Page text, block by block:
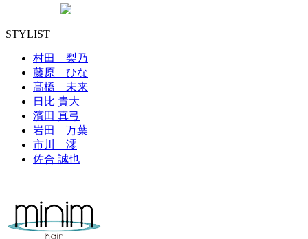
STYLIST
村田 梨乃
藤原 ひな
髙橋 未来
日比 貴大
濱田 真弓
岩田 万葉
市川 澪
佐合 誠也